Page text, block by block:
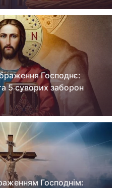
Господнє:
5 суворих заборон
Господнім: